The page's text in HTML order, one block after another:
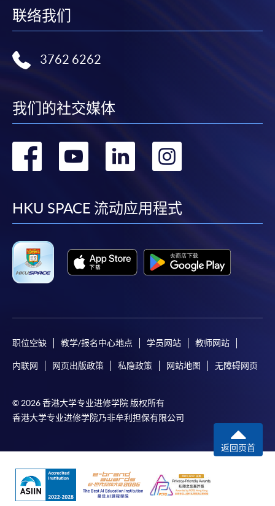
支票或缴费灵（只限网上付款）方式缴交之款项，将
以支票退款；以信用卡缴交之款项，退款将直接退还
除本学院网页所列明的学费外，个别课程或有其他额
外收费，详情请联络有关学科职员。
其他课程，惟学院对特殊情况，可酌情处理。转读申
请一经批准，学员须缴付港币120元手续费。
学院对邮递失误而遗失的支票或本票、付款收据或个
人资料，概不负责。
每张收据申请费用为港币30 元。支票抬头注明「香
港大学专业进修学院」。
联络我们
3762 6262
我们的社交媒体
转
facebook
转
youtube
转
linkedin
HKU SPACE 流动应用程式
职位空缺 教学/报名中心地点 学员网站 教师网站
内联网 网页出版政策 私隐政策 网站地图 无障碍网页
© 2026 香港大学专业进修学院 版权所有
香港大学专业进修学院乃非牟利担保有限公司
返回页首